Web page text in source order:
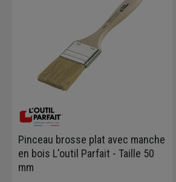
Pinceau brosse plat avec manche
en bois L'outil Parfait - Taille 50
mm